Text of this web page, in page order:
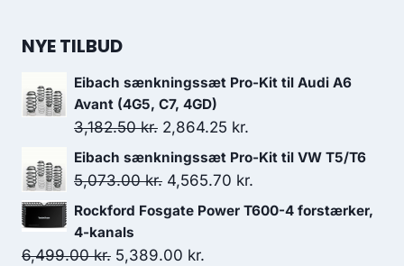
NYE TILBUD
Eibach sænkningssæt Pro-Kit til Audi A6
Avant (4G5, C7, 4GD)
3,182.50kr. Den
oprindelige
pris
3,182.50 kr..
2,864.25 kr.
aktuelle
pris
Eibach sænkningssæt Pro-Kit til VW T5/T6
5,073.00kr. Den
oprindelige
var:
4,565.70 kr.
aktuelle
Rockford Fosgate Power T600-4 forstærker,
4-kanals
6,499.00kr. Den
5,389.00 kr.